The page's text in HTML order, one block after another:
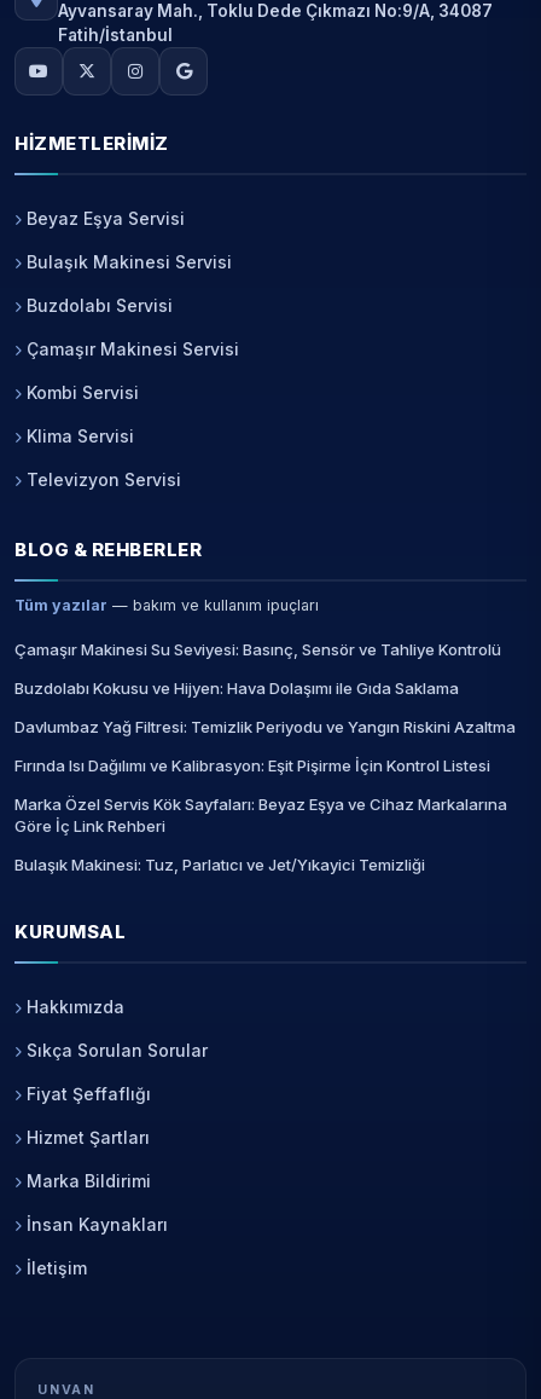
Ayvansaray Mah., Toklu Dede Çıkmazı No:9/A, 34087
Fatih/İstanbul
HIZMETLERIMIZ
Beyaz Eşya Servisi
Bulaşık Makinesi Servisi
Buzdolabı Servisi
Çamaşır Makinesi Servisi
Kombi Servisi
Klima Servisi
Televizyon Servisi
BLOG & REHBERLER
Tüm yazılar — bakım ve kullanım ipuçları
Çamaşır Makinesi Su Seviyesi: Basınç, Sensör ve Tahliye Kontrolü
Buzdolabı Kokusu ve Hijyen: Hava Dolaşımı ile Gıda Saklama
Davlumbaz Yağ Filtresi: Temizlik Periyodu ve Yangın Riskini Azaltma
Fırında Isı Dağılımı ve Kalibrasyon: Eşit Pişirme İçin Kontrol Listesi
Marka Özel Servis Kök Sayfaları: Beyaz Eşya ve Cihaz Markalarına
Göre İç Link Rehberi
Bulaşık Makinesi: Tuz, Parlatıcı ve Jet/Yıkayici Temizliği
KURUMSAL
Hakkımızda
Sıkça Sorulan Sorular
Fiyat Şeffaflığı
Hizmet Şartları
Marka Bildirimi
İnsan Kaynakları
İletişim
UNVAN